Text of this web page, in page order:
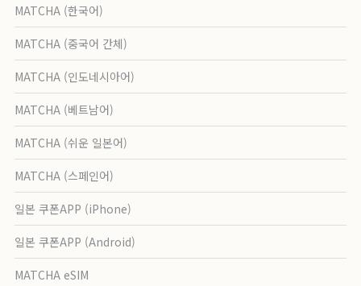
MATCHA (한국어)
MATCHA (중국어 간체)
MATCHA (인도네시아어)
MATCHA (베트남어)
MATCHA (쉬운 일본어)
MATCHA (스페인어)
일본 쿠폰APP (iPhone)
일본 쿠폰APP (Android)
MATCHA eSIM